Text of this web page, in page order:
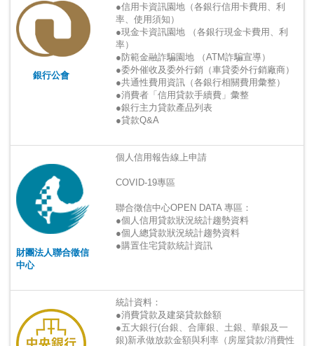
銀行公會
●信用卡資訊園地（各銀行信用卡費用、利
率、使用須知）
●現金卡資訊園地 （各銀行現金卡費用、利
率）
●防範金融詐騙園地 （ATM詐騙宣導）
●委外催收及委外行銷（車貸委外行銷廠商）
●共通性費用資訊（各銀行相關費用彙整）
●消費者「信用貸款手續費」彙整
●銀行主力貸款產品列表
●貸款Q&A
財團法人聯合徵信
中心
個人信用報告線上申請
COVID-19專區
聯合徵信中心OPEN DATA 專區：
●個人信用貸款狀況統計趨勢資料
●個人總貸款狀況統計趨勢資料
●購置住宅貸款統計資訊
統計資料：
●消費貸款及建築貸款餘額
●五大銀行(台銀、合庫銀、土銀、華銀及一
銀)新承做放款金額與利率（房屋貸款/消費性